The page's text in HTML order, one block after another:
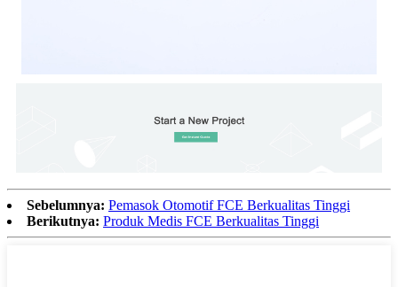
Sebelumnya: Pemasok Otomotif FCE Berkualitas Tinggi
Berikutnya: Produk Medis FCE Berkualitas Tinggi